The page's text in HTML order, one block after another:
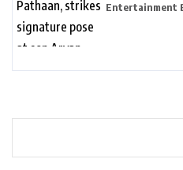
son Aryan
Entertainment